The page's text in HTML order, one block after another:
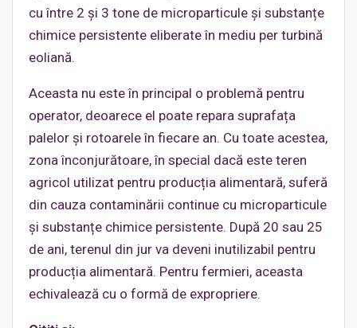
cu între 2 și 3 tone de microparticule și substanțe
chimice persistente eliberate în mediu per turbină
eoliană.
Aceasta nu este în principal o problemă pentru
operator, deoarece el poate repara suprafața
palelor și rotoarele în fiecare an. Cu toate acestea,
zona înconjurătoare, în special dacă este teren
agricol utilizat pentru producția alimentară, suferă
din cauza contaminării continue cu microparticule
și substanțe chimice persistente. După 20 sau 25
de ani, terenul din jur va deveni inutilizabil pentru
producția alimentară. Pentru fermieri, aceasta
echivalează cu o formă de expropriere.